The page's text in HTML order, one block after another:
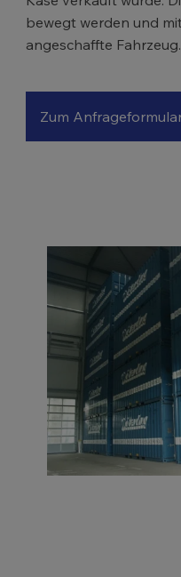
bewegt werden und
angeschaffte Fahrzeug.
Zum